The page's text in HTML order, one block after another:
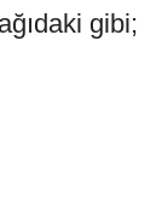
gibi;